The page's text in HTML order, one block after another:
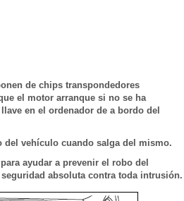
de chips transpondedores
el motor arranque si no se ha
en el ordenador de a bordo del
del vehículo cuando salga del mismo.
ayudar a prevenir el robo del
absoluta contra toda intrusión.